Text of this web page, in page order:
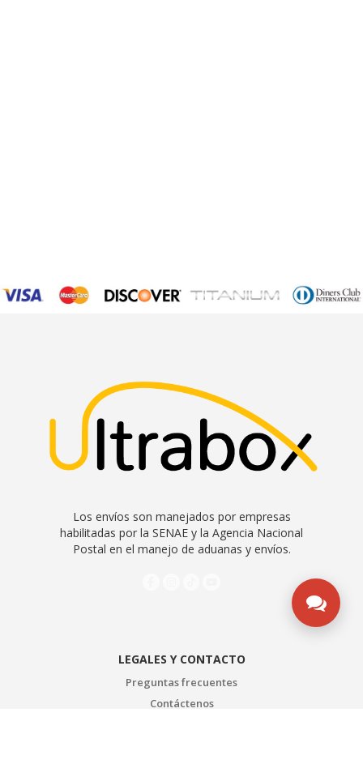
Los envíos son manejados por empresas
habilitadas por la SENAE y la Agencia Nacional
Postal en el manejo de aduanas y envíos.
LEGALES Y CONTACTO
Preguntas frecuentes
Contáctenos